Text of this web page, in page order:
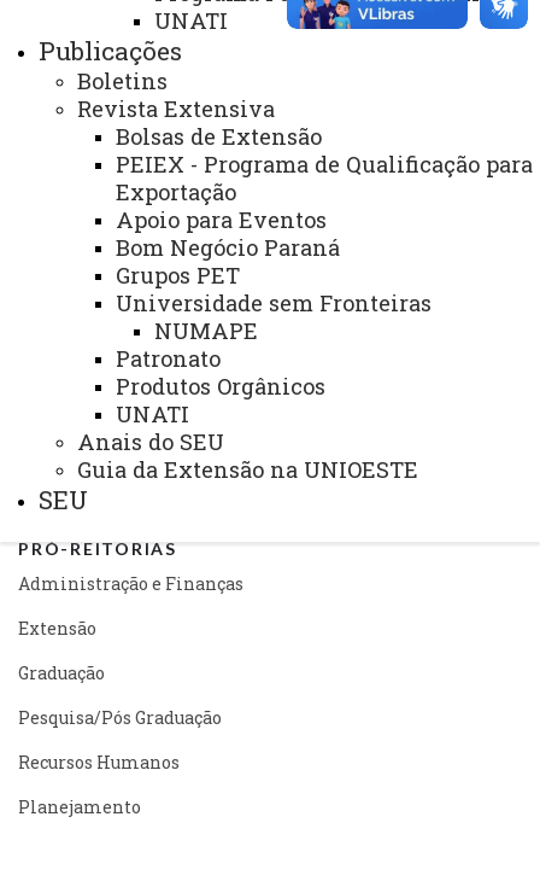
UNATI
Publicações
Boletins
Revista Extensiva
Bolsas de Extensão
PEIEX - Programa de Qualificação para
Exportação
Apoio para Eventos
Bom Negócio Paraná
Grupos PET
Universidade sem Fronteiras
NUMAPE
Patronato
Produtos Orgânicos
UNATI
Anais do SEU
Guia da Extensão na UNIOESTE
SEU
Mapa do Site
Ouvidoria
Portal Office 365
Telefones
Webmail
REITORIA
Secretaria Geral
Gabinete Reitoria
Secretaria dos Conselhos Superiores
PRÓ-REITORIAS
Administração e Finanças
Extensão
Graduação
Pesquisa/Pós Graduação
Recursos Humanos
Planejamento